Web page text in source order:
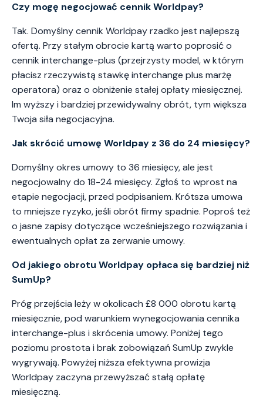
Czy mogę negocjować cennik Worldpay?
Tak. Domyślny cennik Worldpay rzadko jest najlepszą
ofertą. Przy stałym obrocie kartą warto poprosić o
cennik interchange-plus (przejrzysty model, w którym
płacisz rzeczywistą stawkę interchange plus marżę
operatora) oraz o obniżenie stałej opłaty miesięcznej.
Im wyższy i bardziej przewidywalny obrót, tym większa
Twoja siła negocjacyjna.
Jak skrócić umowę Worldpay z 36 do 24 miesięcy?
Domyślny okres umowy to 36 miesięcy, ale jest
negocjowalny do 18-24 miesięcy. Zgłoś to wprost na
etapie negocjacji, przed podpisaniem. Krótsza umowa
to mniejsze ryzyko, jeśli obrót firmy spadnie. Poproś też
o jasne zapisy dotyczące wcześniejszego rozwiązania i
ewentualnych opłat za zerwanie umowy.
Od jakiego obrotu Worldpay opłaca się bardziej niż
SumUp?
Próg przejścia leży w okolicach £8 000 obrotu kartą
miesięcznie, pod warunkiem wynegocjowania cennika
interchange-plus i skrócenia umowy. Poniżej tego
poziomu prostota i brak zobowiązań SumUp zwykle
wygrywają. Powyżej niższa efektywna prowizja
Worldpay zaczyna przewyższać stałą opłatę
miesięczną.